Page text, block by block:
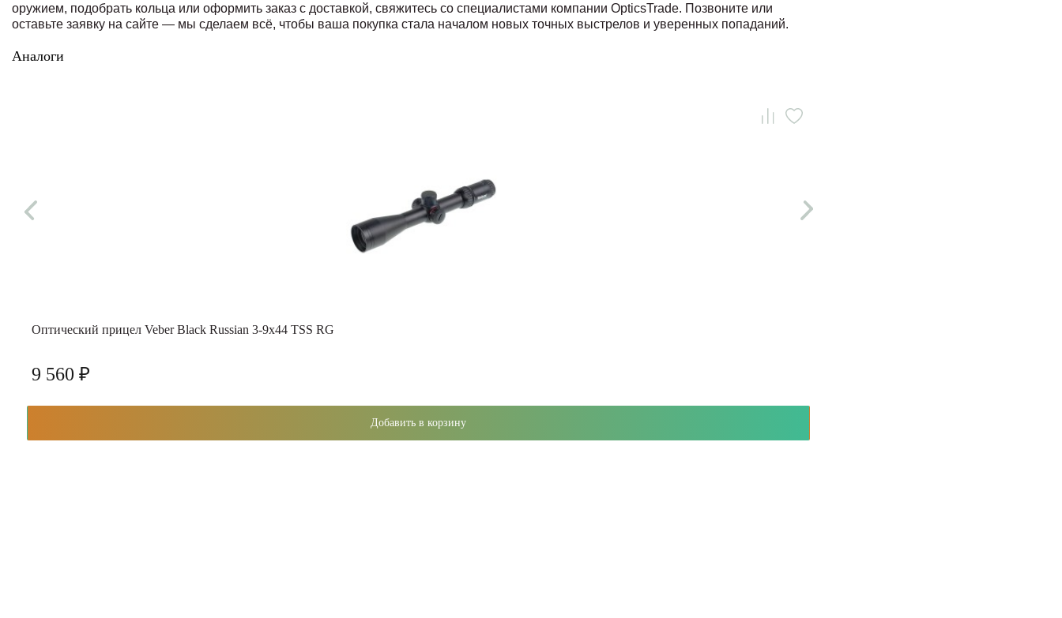
оружием, подобрать кольца или оформить заказ с доставкой, свяжитесь со специалистами компании OpticsTrade. Позвоните или
оставьте заявку на сайте — мы сделаем всё, чтобы ваша покупка стала началом новых точных выстрелов и уверенных попаданий.
Аналоги
Оптический прицел Veber Black Russian 3-9x44 TSS RG
9 560 ₽
Добавить в корзину